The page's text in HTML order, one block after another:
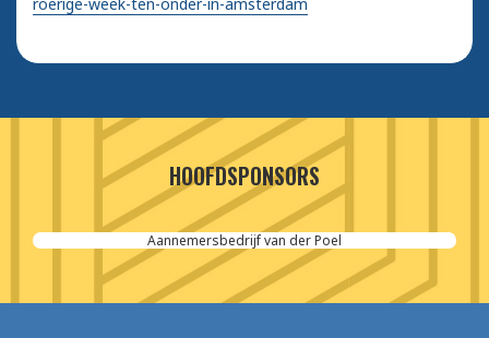
HOOFDSPONSORS
Aannemersbedrijf van der Poel